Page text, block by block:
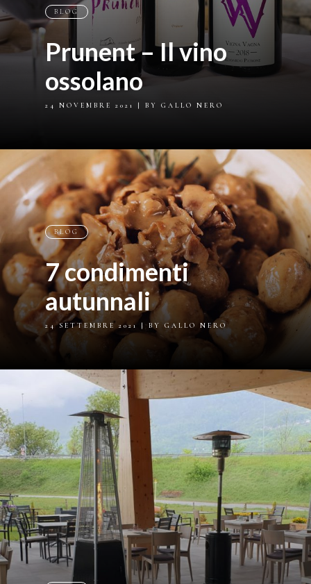
BLOG
Prunent – Il vino
ossolano
24 NOVEMBRE 2021 | BY GALLO NERO
BLOG
7 condimenti
autunnali
24 SETTEMBRE 2021 | BY GALLO NERO